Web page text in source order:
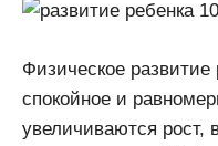
Физическое развитие
спокойное и
увеличиваются